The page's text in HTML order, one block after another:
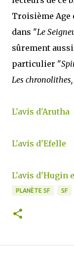
Troisième Age
dans "Le
sûrement
particulier "
Les
L'avis d'Arutha
L'avis d'Efelle
L'avis d'Hugin
PLANÈTE SF SF